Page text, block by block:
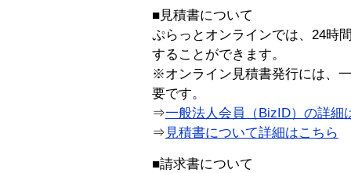
■見積書について
ぷらっとオンラインでは、24時
することができます。
※オンライン見積書発行には、
要です。
⇒一般法人会員（BizID）の詳細
⇒ 見積書について詳細はこちら
■請求書について